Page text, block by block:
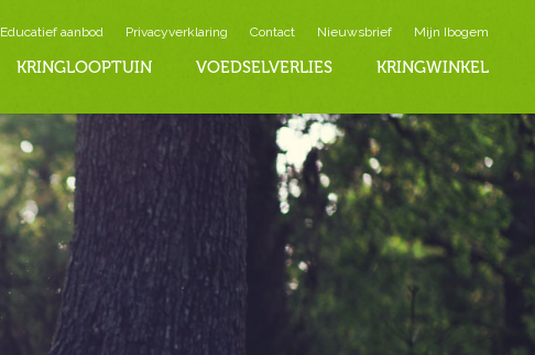
Educatief aanbod Privacyverklaring Contact Nieuwsbrief Mijn Ibogem
KRINGLOOPTUIN VOEDSELVERLIES KRINGWINKEL